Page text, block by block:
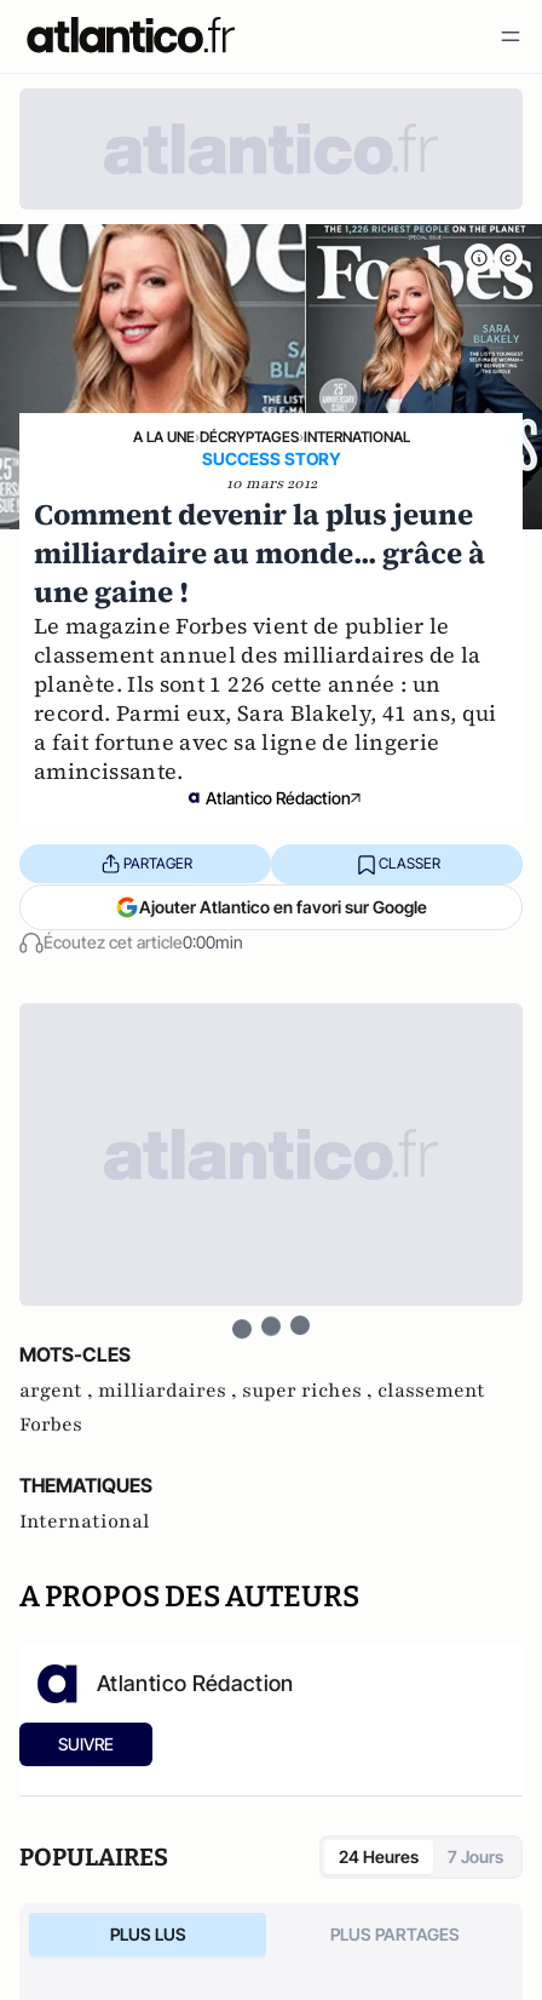
A LA UNE›DÉCRYPTAGES›INTERNATIONAL
SUCCESS STORY
10 mars 2012
Comment devenir la plus jeune
milliardaire au monde... grâce à
une gaine !
Le magazine Forbes vient de publier le
classement annuel des milliardaires de la
planète. Ils sont 1 226 cette année : un
record. Parmi eux, Sara Blakely, 41 ans, qui
a fait fortune avec sa ligne de lingerie
amincissante.
Atlantico Rédaction
Écoutez cet article0:00min
PARTAGER CLASSER
Ajouter Atlantico en favori sur Google
MOTS-CLES
argent , milliardaires , super riches , classement
Forbes
THEMATIQUES
International
A PROPOS DES AUTEURS
Atlantico Rédaction
SUIVRE
POPULAIRES 24 Heures 7 Jours
PLUS LUS PLUS PARTAGES